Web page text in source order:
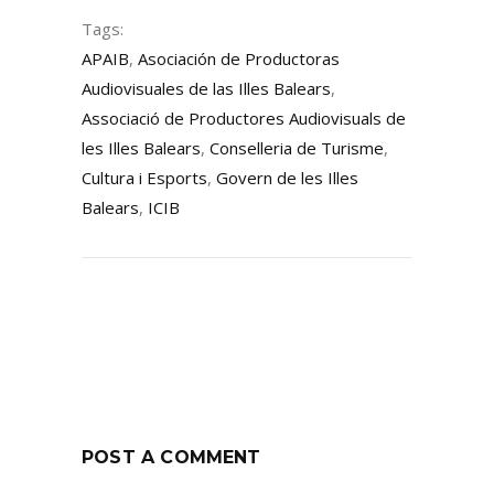
Tags:
APAIB, Asociación de Productoras
Audiovisuales de las Illes Balears,
Associació de Productores Audiovisuals de
les Illes Balears, Conselleria de Turisme,
Cultura i Esports, Govern de les Illes
Balears, ICIB
POST A COMMENT